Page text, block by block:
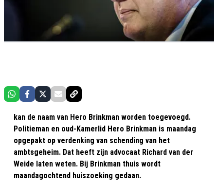
kan de naam van Hero Brinkman worden toegevoegd.
Politieman en oud-Kamerlid Hero Brinkman is maandag
opgepakt op verdenking van schending van het
ambtsgeheim. Dat heeft zijn advocaat Richard van der
Weide laten weten. Bij Brinkman thuis wordt
maandagochtend huiszoeking gedaan.